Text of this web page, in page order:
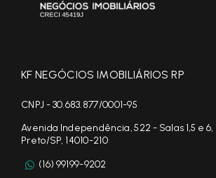
KF NEGÓCIOS IMOBILIÁRIOS RP
CNPJ - 30.683.877/0001-95
Avenida Independência, 522 - Salas 1,5 e
Preto/SP, 14010-210
(16) 99199-9202